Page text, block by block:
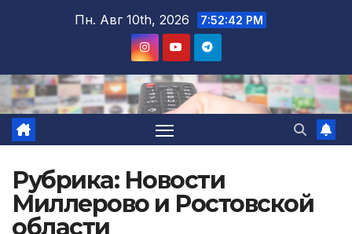
Пн. Авг 10th, 2026 7:52:44 PM
Рубрика: Новости
Миллерово и Ростовской
области